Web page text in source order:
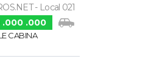
- Local 021
.000 .000
CABINA